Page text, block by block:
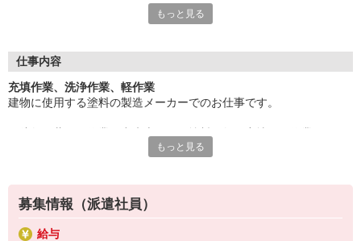
ご応募心よりお待ちしております（・ω・）ノ
もっと見る
仕事内容
充填作業、洗浄作業、軽作業
建物に使用する塗料の製造メーカーでのお仕事です。
製造後のタンク洗浄などをお願いします。
※長期のお仕事です。
もっと見る
募集情報（派遣社員）
給与